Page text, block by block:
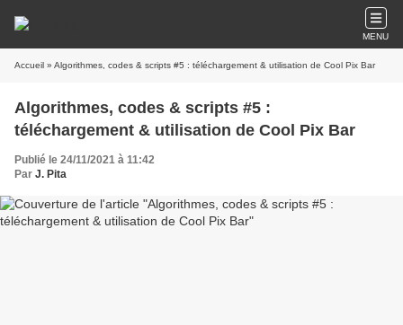
MENU
Accueil » Algorithmes, codes & scripts #5 : téléchargement & utilisation de Cool Pix Bar
Algorithmes, codes & scripts #5 :
téléchargement & utilisation de Cool Pix Bar
Publié le 24/11/2021 à 11:42
Par J. Pita